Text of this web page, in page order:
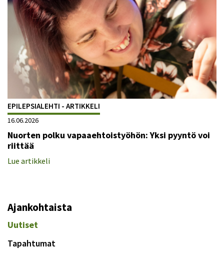
EPILEPSIALEHTI - ARTIKKELI
16.06.2026
Nuorten polku vapaaehtoistyöhön: Yksi pyyntö voi
riittää
Lue artikkeli
Ajankohtaista
Uutiset
Tapahtumat